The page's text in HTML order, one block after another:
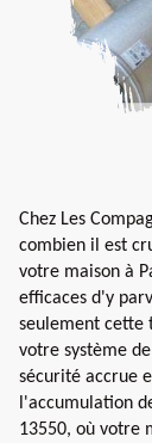
Chez Les
combien il est
votre maison à
efficaces d'y
seulement cette
votre système
sécurité accrue
l'accumulation
13550, où votre